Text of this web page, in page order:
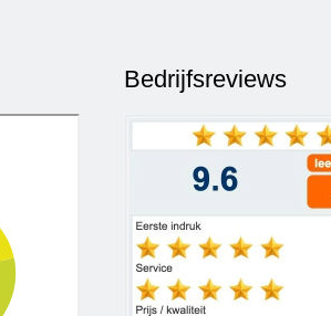
Bedrijfsreviews